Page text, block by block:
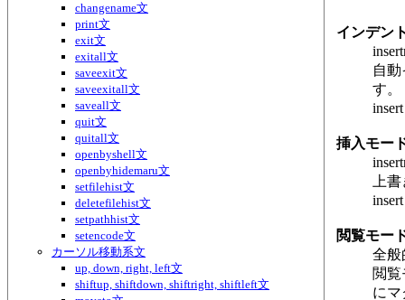
changename文
print文
exit文
exitall文
saveexit文
saveexitall文
saveall文
quit文
quitall文
openbyshell文
openbyhidemaru文
setfilehist文
deletefilehist文
setpathhist文
setencode文
カーソル移動系文
up, down, right, left文
shiftup, shiftdown, shiftright, shiftleft文
インデン
自
す。
挿入モー
上
閲覧モー
全般
閲
に